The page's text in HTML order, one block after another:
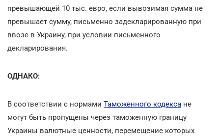
превышающей 10 тыс. евро, если вывозимая сумма не
превышает сумму, письменно задекларированную при
ввозе в Украину, при условии письменного
декларирования.
ОДНАКО:
В соответствии с нормами Таможенного кодекса не
могут быть пропущены через таможенную границу
Украины валютные ценности, перемещение которых